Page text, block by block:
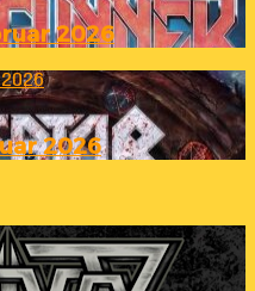
2026
2026